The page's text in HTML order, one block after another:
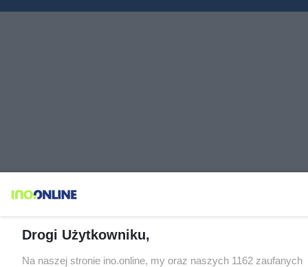
Drogi Użytkowniku,
Na naszej stronie ino.online, my oraz naszych 1162 zaufanych